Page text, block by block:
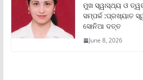
ମୁଖ ସ୍ୱାସ୍ଥ୍ୟ ଓ
ସମ୍ପର୍କ :ପ୍ରଖ୍ୟାତ
ସୋନିଆ ଦତ୍ତ
June 8, 2026